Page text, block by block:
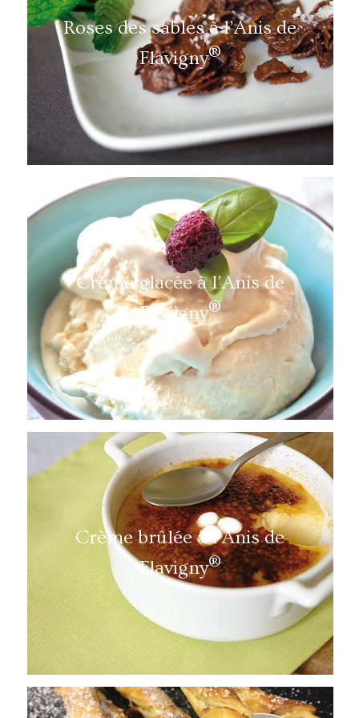
Roses des sables à l’Anis de
Flavigny®
Crème glacée à l’Anis de
Flavigny®
Crème brûlée à l’Anis de
Flavigny®